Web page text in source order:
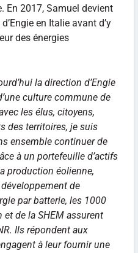
En 2017, Samuel devient
en Italie avant d’y
des énergies
la direction d’Engie
culture commune de
les élus, citoyens,
des territoires, je suis
ensemble continuer de
à un portefeuille d’actifs
production éolienne,
de
par batterie, les 1000
et de la SHEM assurent
Ils répondent aux
à leur fournir une